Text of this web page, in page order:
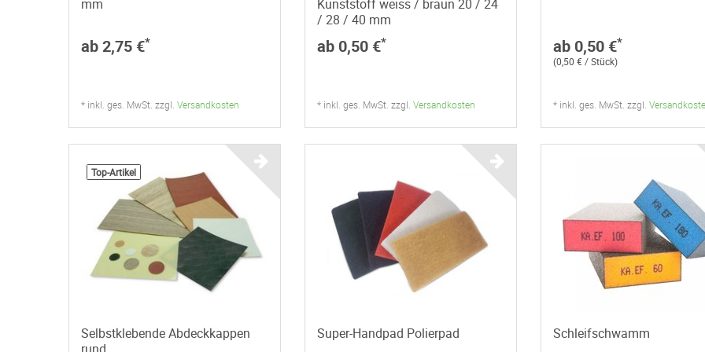
mm
ab 2,75 €*
* inkl. ges. MwSt. zzgl. Versandkosten
Kunststoff weiss / braun 20 / 24
/ 28 / 40 mm
ab 0,50 €*
* inkl. ges. MwSt. zzgl. Versandkosten
ab 0,50 €*
(0,50 € / Stück)
* inkl. ges. MwSt. zzgl.
Top-Artikel
Selbstklebende Abdeckkappen
Super-Handpad Polierpad Schleifschwamm